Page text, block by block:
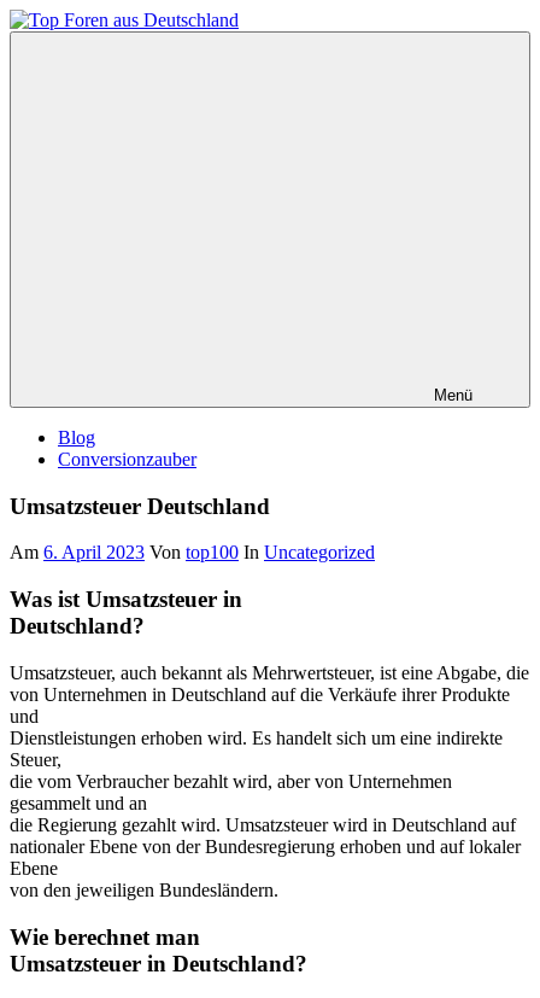
Zum
Inhalt
Menü
Blog
Conversionzauber
Umsatzsteuer Deutschland
Am 6. April 2023 Von top100 In Uncategorized
Was ist Umsatzsteuer in
Deutschland?
Umsatzsteuer, auch bekannt als Mehrwertsteuer, ist eine Abgabe, die
von Unternehmen in Deutschland auf die Verkäufe ihrer Produkte
und
Dienstleistungen erhoben wird. Es handelt sich um eine indirekte
Steuer,
die vom Verbraucher bezahlt wird, aber von Unternehmen
gesammelt und an
die Regierung gezahlt wird. Umsatzsteuer wird in Deutschland auf
nationaler Ebene von der Bundesregierung erhoben und auf lokaler
Ebene
von den jeweiligen Bundesländern.
Wie berechnet man
Umsatzsteuer in Deutschland?